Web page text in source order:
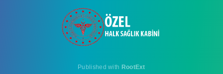
Published with RootExt